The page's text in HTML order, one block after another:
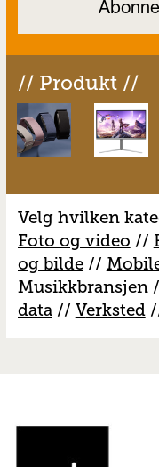
// Produkt //
Velg hvilken
Foto og video //
og bilde//
Musikkbransjen
data// Verksted